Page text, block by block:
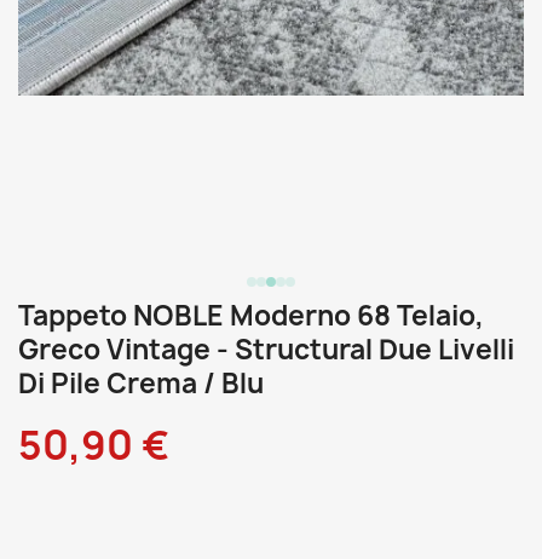
Tappeto NOBLE Moderno 68 Telaio,
Greco Vintage - Structural Due Livelli
Di Pile Crema / Blu
50,90 €